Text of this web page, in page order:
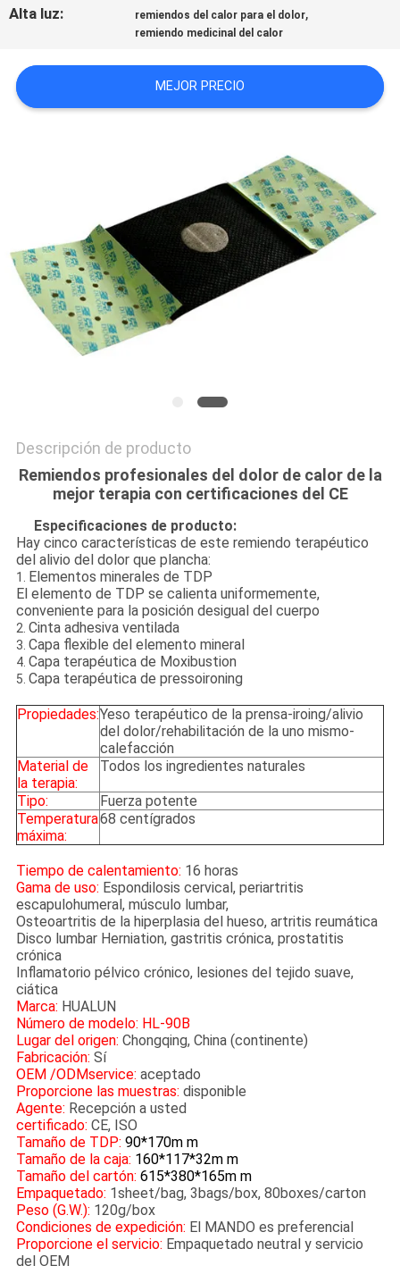
UNA
CITA
PRIVACY
POLICY
Alta luz: remiendos del calor para el dolor,
remiendo medicinal del calor
MEJOR PRECIO
Descripción de producto
Remiendos profesionales del dolor de calor de la
mejor terapia con certificaciones del CE
Especificaciones de producto:
Hay cinco características de este remiendo terapéutico
del alivio del dolor que plancha:
1. Elementos minerales de TDP
El elemento de TDP se calienta uniformemente,
conveniente para la posición desigual del cuerpo
2. Cinta adhesiva ventilada
3. Capa flexible del elemento mineral
4. Capa terapéutica de Moxibustion
5. Capa terapéutica de pressoironing
Propiedades:Yeso terapéutico de la prensa-iroing/alivio
del dolor/rehabilitación de la uno mismo-
calefacción
Material de
la terapia:
Todos los ingredientes naturales
Tipo:
Fuerza potente
Temperatura
máxima:
68 centígrados
Tiempo de calentamiento: 16 horas
Gama de uso: Espondilosis cervical, periartritis
escapulohumeral, músculo lumbar,
Osteoartritis de la hiperplasia del hueso, artritis reumática
Disco lumbar Herniation, gastritis crónica, prostatitis
crónica
Inflamatorio pélvico crónico, lesiones del tejido suave,
ciática
Marca: HUALUN
Número de modelo: HL-90B
Lugar del origen: Chongqing, China (continente)
Fabricación: Sí
OEM /ODMservice: aceptado
Proporcione las muestras: disponible
Agente: Recepción a usted
certificado: CE, ISO
Tamaño de TDP: 90*170m m
Tamaño de la caja: 160*117*32m m
Tamaño del cartón: 615*380*165m m
Empaquetado: 1sheet/bag, 3bags/box, 80boxes/carton
Peso (G.W.): 120g/box
Condiciones de expedición: El MANDO es preferencial
Proporcione el servicio: Empaquetado neutral y servicio
del OEM